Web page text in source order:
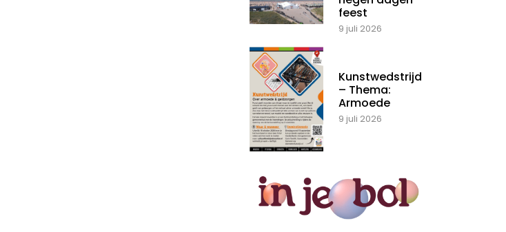
feest
9 juli 2026
Kunstwedstrijd
– Thema:
Armoede
9 juli 2026